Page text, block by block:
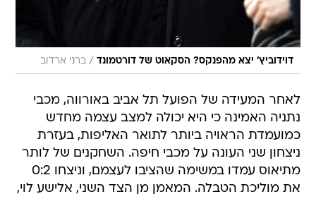
דוידוביץ' יצא מהפנקס? הסקאוט של דורטמונד / ברני ארדוב
לאחר המעידה של הפועל תל אביב באורווה, מכבי
נתניה האמינה כי היא יכולה למצב עצמה מחדש
כמועמדת הראויה ביותר לתואר האליפות, בעזרת
ניצחון שני העונה על מכבי חיפה. השחקנים של לותר
מתיאוס עמדו במשימה שהציבו לעצמם, וניצחו 0:2
את מוליכת הטבלה. המאמן מן הצד השני, אלישע לוי,